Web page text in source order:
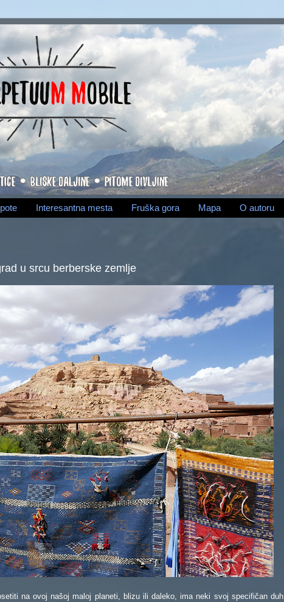
Interesantna mesta Fruška gora Mapa O autoru
u srcu berberske zemlje
na ovoj našoj maloj planeti, blizu ili daleko, ima neki svoj specifičan duh